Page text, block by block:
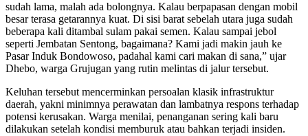
sudah lama, malah ada bolongnya. Kalau berpapasan dengan mobil
besar terasa getarannya kuat. Di sisi barat sebelah utara juga sudah
beberapa kali ditambal sulam pakai semen. Kalau sampai jebol
seperti Jembatan Sentong, bagaimana? Kami jadi makin jauh ke
Pasar Induk Bondowoso, padahal kami cari makan di sana,” ujar
Dhebo, warga Grujugan yang rutin melintas di jalur tersebut.
Keluhan tersebut mencerminkan persoalan klasik infrastruktur
daerah, yakni minimnya perawatan dan lambatnya respons terhadap
potensi kerusakan. Warga menilai, penanganan sering kali baru
dilakukan setelah kondisi memburuk atau bahkan terjadi insiden.